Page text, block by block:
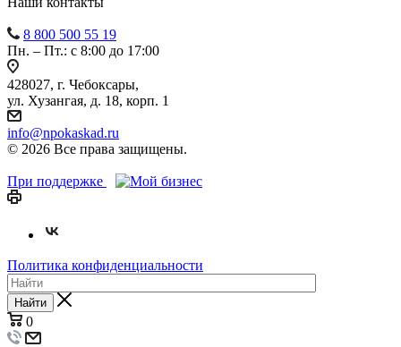
8 800 500 55 19
Пн. – Пт.: с 8:00 до 17:00
428027, г. Чебоксары,
ул. Хузангая, д. 18, корп. 1
info@npokaskad.ru
© 2026 Все права защищены.
При поддержке
Политика конфиденциальности
Найти
0